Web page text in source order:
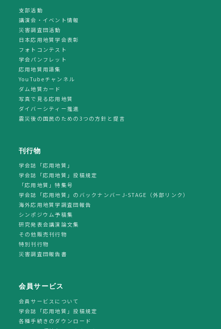
支部活動
講演会・イベント情報
災害調査団活動
日本応用地質学会表彰
フォトコンテスト
学会パンフレット
応用地質用語集
YouTubeチャンネル
ダム地質カード
写真で見る応用地質
ダイバーシティー推進
震災後の国民のための3つの方針と提言
刊行物
学会誌「応用地質」
学会誌「応用地質」投稿規定
「応用地質」特集号
学会誌「応用地質」のバックナンバーJ-STAGE（外部リンク）
海外応用地質学調査団報告
シンポジウム予稿集
研究発表会講演論文集
その他販売刊行物
特別刊行物
災害調査団報告書
会員サービス
会員サービスについて
学会誌「応用地質」投稿規定
各種手続きのダウンロード